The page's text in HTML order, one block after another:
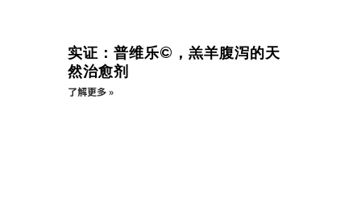
实证：普维乐©，羔羊腹泻的天
然治愈剂
了解更多 »